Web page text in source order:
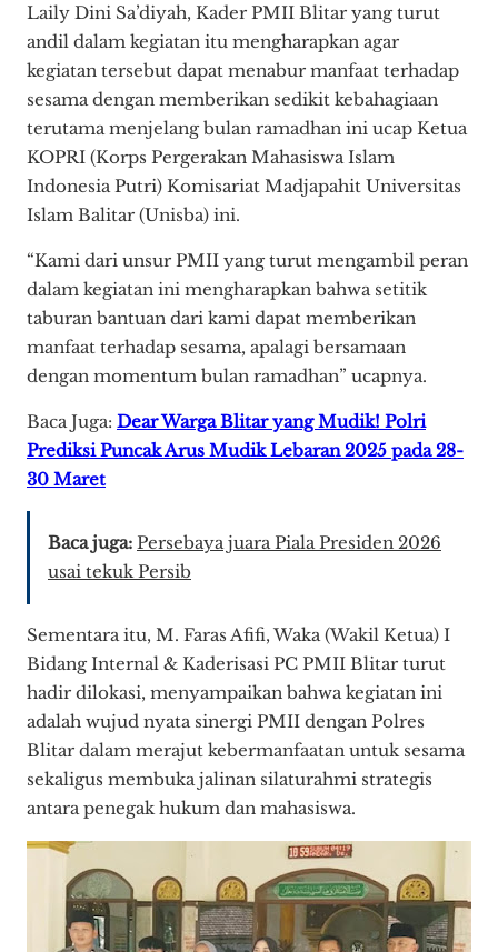
Laily Dini Sa’diyah, Kader PMII Blitar yang turut
andil dalam kegiatan itu mengharapkan agar
kegiatan tersebut dapat menabur manfaat terhadap
sesama dengan memberikan sedikit kebahagiaan
terutama menjelang bulan ramadhan ini ucap Ketua
KOPRI (Korps Pergerakan Mahasiswa Islam
Indonesia Putri) Komisariat Madjapahit Universitas
Islam Balitar (Unisba) ini.
“Kami dari unsur PMII yang turut mengambil peran
dalam kegiatan ini mengharapkan bahwa setitik
taburan bantuan dari kami dapat memberikan
manfaat terhadap sesama, apalagi bersamaan
dengan momentum bulan ramadhan” ucapnya.
Baca Juga: Dear Warga Blitar yang Mudik! Polri
Prediksi Puncak Arus Mudik Lebaran 2025 pada 28-
30 Maret
Baca juga: Persebaya juara Piala Presiden 2026
usai tekuk Persib
Sementara itu, M. Faras Afifi, Waka (Wakil Ketua) I
Bidang Internal & Kaderisasi PC PMII Blitar turut
hadir dilokasi, menyampaikan bahwa kegiatan ini
adalah wujud nyata sinergi PMII dengan Polres
Blitar dalam merajut kebermanfaatan untuk sesama
sekaligus membuka jalinan silaturahmi strategis
antara penegak hukum dan mahasiswa.